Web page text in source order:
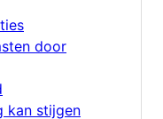
door
kan stijgen